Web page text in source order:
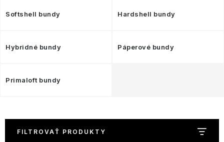
ZNAČKY
Softshell bundy Hardshell bundy
Hybridné bundy Páperové bundy
Primaloft bundy
FILTROVAŤ PRODUKTY